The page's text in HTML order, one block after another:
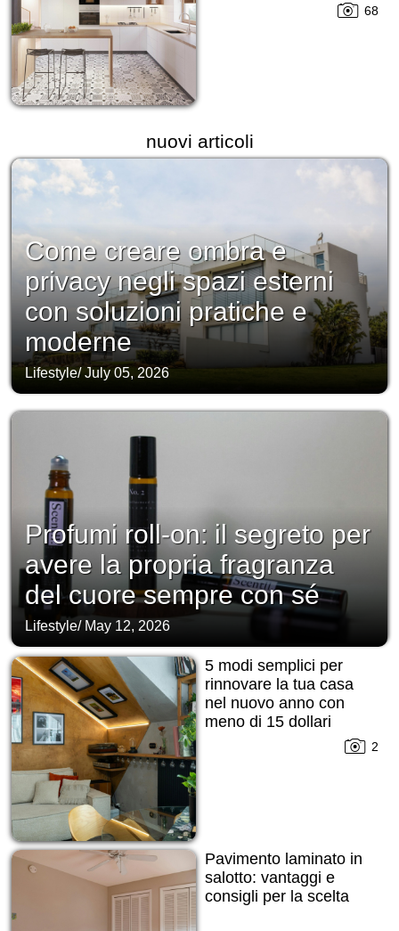
68
nuovi articoli
Come creare ombra e
privacy negli spazi esterni
con soluzioni pratiche e
moderne
Lifestyle/July 05, 2026
Profumi roll-on: il segreto per
avere la propria fragranza
del cuore sempre con sé
Lifestyle/ May 12, 2026
5 modi semplici per
rinnovare la tua casa
nel nuovo anno con
meno di 15 dollari
2
Pavimento laminato in
salotto: vantaggi e
consigli per la scelta